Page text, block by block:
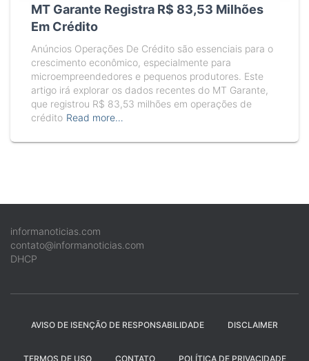
MT Garante Registra R$ 83,53 Milhões
Em Crédito
Anúncios Operações De Crédito são essenciais para o
crescimento econômico, especialmente para
microempreendedores e pequenos produtores. Este
artigo irá explorar os dados recentes do MT Garante,
que registrou R$ 83,53 milhões em operações de
crédito Read more…
informanoticias.com
contato@informanoticias.com
DHCP
AVISO DE ISENÇÃO DE RESPONSABILIDADE DISCLAIMER
TERMOS DE USO CONTATO POLÍTICA DE PRIVACIDADE